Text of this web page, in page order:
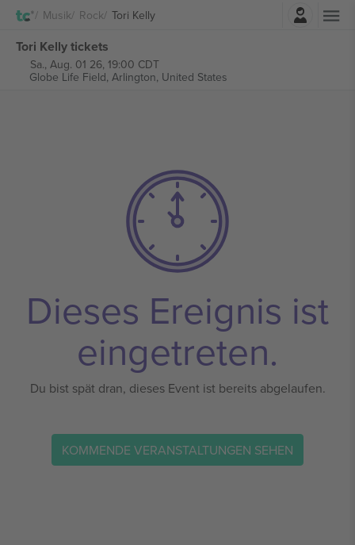
Musik Rock Tori Kelly
Tori Kelly tickets
Sa., Aug. 01 26, 19:00 CDT
Globe Life Field, Arlington, United States
Dieses Ereignis ist
eingetreten.
Du bist spät dran, dieses Event ist bereits abgelaufen.
KOMMENDE VERANSTALTUNGEN SEHEN